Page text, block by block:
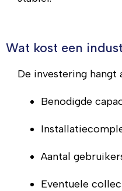
Wat kost een
De investering hangt
Benodigde
Aantal
Eventuele